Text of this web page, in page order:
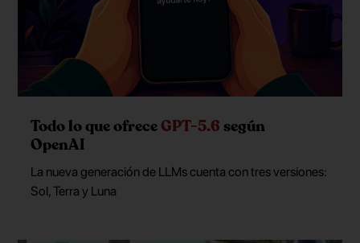
Todo lo que ofreceGPT-5.6 según
OpenAI
La nueva generación de LLMs cuenta con tres versiones:
Sol, Terra y Luna